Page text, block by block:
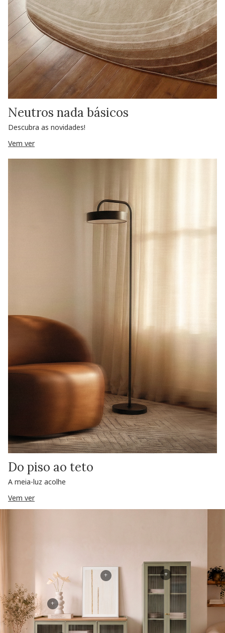
Neutros nada básicos
Descubra as novidades!
Vem ver
Do piso ao teto
A meia-luz acolhe
Vem ver
+
+
+